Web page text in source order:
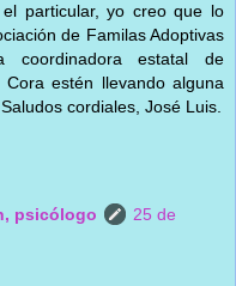
particular, yo creo que lo
de Familas Adoptivas
estatal de
estén llevando alguna
cordiales, José Luis.
psicólogo
25 de